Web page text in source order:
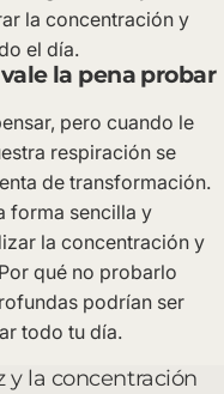
la concentración y
el día.
la pena probar
pero cuando le
respiración se
de transformación.
forma sencilla y
la concentración y
qué no probarlo
podrían ser
todo tu día.
y la concentración